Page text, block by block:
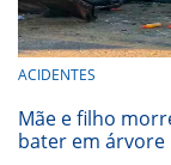
ACIDENTES
Mãe e filho
bater em árvore